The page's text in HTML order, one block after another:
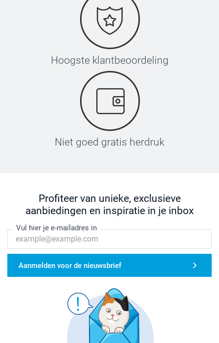
Hoogste klantbeoordeling
Niet goed gratis herdruk
Profiteer van unieke, exclusieve
aanbiedingen en inspiratie in je inbox
Vul hier je e-mailadres in
Aanmelden voor de nieuwsbrief